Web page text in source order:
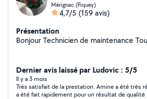
Mérignac (Piquey)
4,7/5 (159 avis)
Présentation
Bonjour
Dernier avis laissé par Ludovic : 5/5
Il y a 3 mois
Très satisfait de la prestation. Amine a été très
a été fait rapidement pour un résultat de